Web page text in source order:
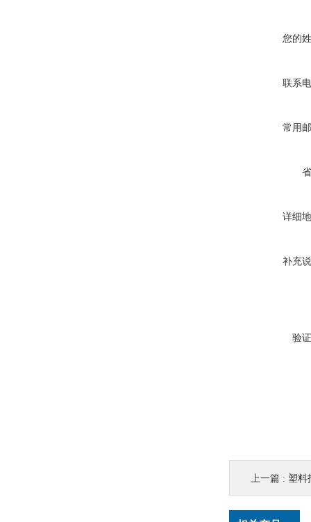
您的
联系
常用
详细
补充
验
上一篇 : 塑料